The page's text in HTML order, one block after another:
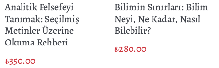
Analitik Felsefeyi
Tanımak: Seçilmiş
Metinler Üzerine
Okuma Rehberi
₺350.00
Bilimin Sınırları: Bilim
Neyi, Ne Kadar, Nasıl
Bilebilir?
₺280.00